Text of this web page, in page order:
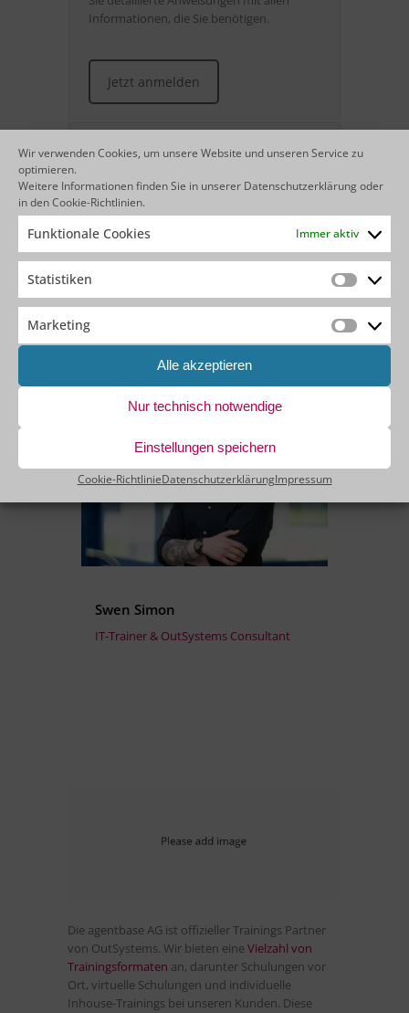
Wir verwenden Cookies, um unsere Website und unseren Service zu
optimieren.
Weitere Informationen finden Sie in unserer Datenschutzerklärungoder
in denCookie-Richtlinien.
Funktionale Cookies Immer aktiv
Statistiken
Marketing
Alle akzeptieren
Nur technisch notwendige
Einstellungen speichern
Cookie-RichtlinieDatenschutzerklärungImpressum
Informationen, die Sie benötigen.
Jetzt anmelden
Zielgruppe
Kosten & Dauer
Anmeldung
Camps
Swen Simon
IT-Trainer & OutSystems Consultant
Die agentbase AG ist offizieller Trainings Partner
von OutSystems. Wir bieten eineVielzahl von
Trainingsformaten an, darunter Schulungen vor
Ort, virtuelle Schulungen und individuelle
Inhouse-Trainings bei unseren Kunden. Diese